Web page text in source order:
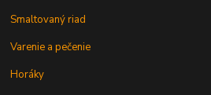
Smaltovaný riad
Varenie a pečenie
Horáky